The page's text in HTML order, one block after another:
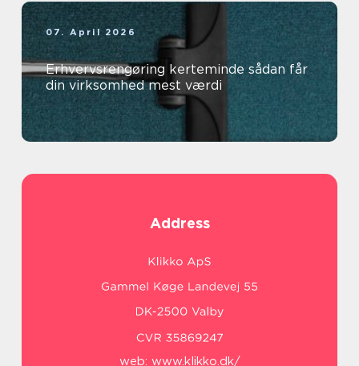
07. April 2026
Erhvervsrengøring kerteminde sådan får
din virksomhed mest værdi
Address
web: www.klikko.dk/